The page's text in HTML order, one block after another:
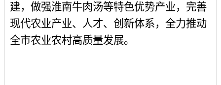
建，做强淮南牛肉汤等特色优势产业，完善
现代农业产业、人才、创新体系，全力推动
全市农业农村高质量发展。